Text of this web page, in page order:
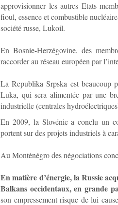
approvisionner les autres Etats
fioul, essence et combustible
société russe, Lukoil.
En Bosnie-Herzégovine, des
raccorder au réseau européen par
La Republika Srpska est beaucoup
Luka, qui sera alimentée par une
industrielle (centrales
En 2009, la Slovénie a conclu un
portent sur des projets industriels à
Au Monténégro des négociations
En matière d’énergie, la Russie
Balkans occidentaux, en grande
son empressement risque de lui